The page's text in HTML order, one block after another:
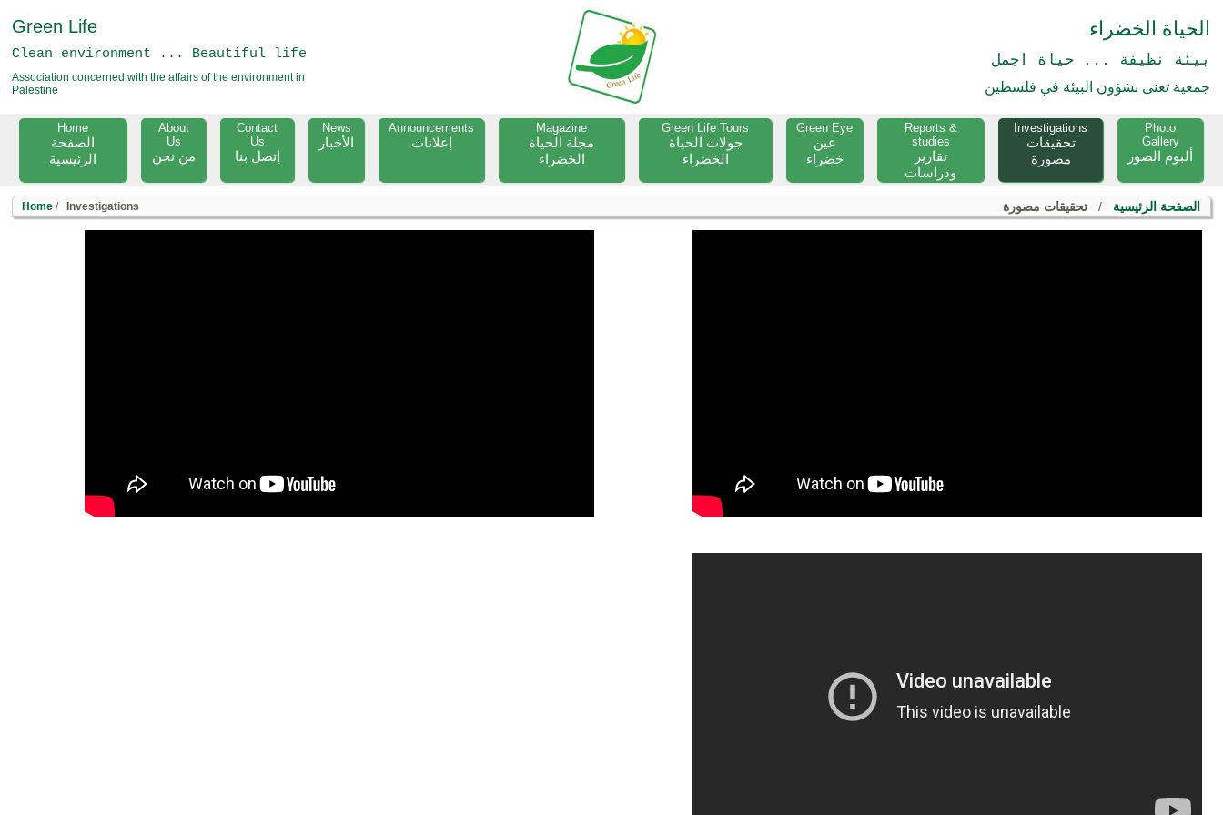
Green Life
Clean environment ... Beautiful life
Association concerned with the affairs of the environment in
Palestine
الحياة الخضراء
بيئة نظيفة ... حياة اجمل
جمعية تعنى بشؤون البيئة في فلسطين
Home
الصفحة
الرئيسية
About
Us
من نحن
Contact
Us
إتصل بنا
News
الأخبار
Announcements
إعلانات
Magazine
مجلة الحياة
الخضراء
Green Life Tours
جولات الحياة
الخضراء
Green Eye
عين
خضراء
Reports &
studies
تقارير
ودراسات
Investigations
تحقيقات
مصورة
Photo
Gallery
ألبوم الصور
Home / Investigations الصفحة الرئيسية / تحقيقات مصورة